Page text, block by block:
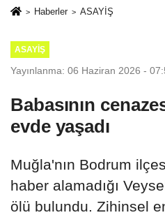
Haberler ASAYİŞ
ASAYİŞ
Yayınlanma: 06 Haziran 2026 -
Babasının
evde yaşadı
Muğla'nın Bodrum
haber alamadığı
ölü bulundu. Zihinsel